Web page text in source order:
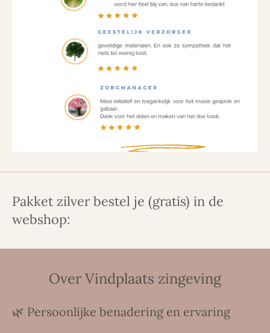
Pakket zilver bestel je (gratis) in de
webshop:
Over Vindplaats zingeving
🌿 Persoonlijke benadering en ervaring